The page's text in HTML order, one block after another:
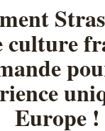
culture
Europe !